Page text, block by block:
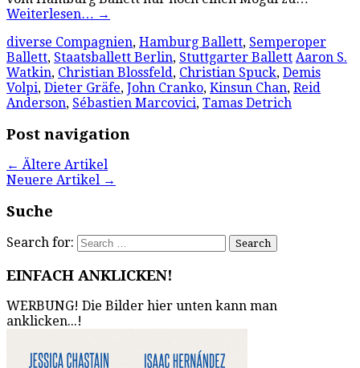
Weiterlesen… →
diverse Compagnien, Hamburg Ballett, Semperoper
Ballett, Staatsballett Berlin, Stuttgarter Ballett Aaron S.
Watkin, Christian Blossfeld, Christian Spuck, Demis
Volpi, Dieter Gräfe, John Cranko, Kinsun Chan, Reid
Anderson, Sébastien Marcovici, Tamas Detrich
Post navigation
← Ältere Artikel
Neuere Artikel →
Suche
Search for:
EINFACH ANKLICKEN!
WERBUNG! Die Bilder hier unten kann man
anklicken...!